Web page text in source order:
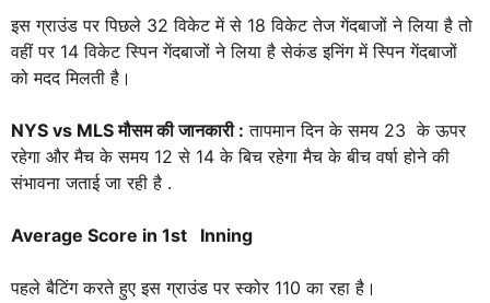
इस ग्राउंड पर पिछले 32 विकेट में से 18 विकेट तेज गेंदबाजों ने लिया है तो
वहीं पर 14 विकेट स्पिन गेंदबाजों ने लिया है सेकंड इनिंग में स्पिन गेंदबाजों
को मदद मिलती है।
NYS vs MLSमौसम की जानकारी : तापमान दिन के समय 23 के ऊपर
रहेगा और मैच के समय 12 से 14 के बिच रहेगा मैच के बीच वर्षा होने की
संभावना जताई जा रही है .
Average Score in 1st Inning
पहले बैटिंग करते हुए इस ग्राउंड पर स्कोर 110 का रहा है।